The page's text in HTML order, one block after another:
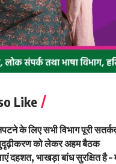
Like
के लिए सभी विभाग पूरी
को लेकर अहम बैठक
दहशत, भाखड़ा बांध सुरक्षित है –